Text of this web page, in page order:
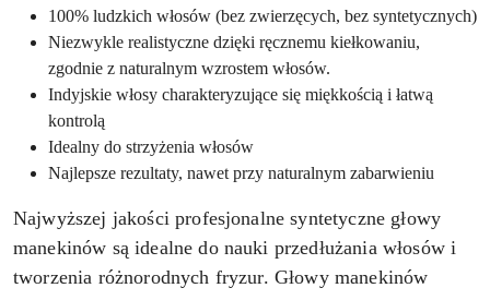
100% ludzkich włosów (bez zwierzęcych, bez syntetycznych)
Niezwykle realistyczne dzięki ręcznemu kiełkowaniu,
zgodnie z naturalnym wzrostem włosów.
Indyjskie włosy charakteryzujące się miękkością i łatwą
kontrolą
Idealny do strzyżenia włosów
Najlepsze rezultaty, nawet przy naturalnym zabarwieniu
Najwyższej jakości profesjonalne syntetyczne głowy
manekinów są idealne do nauki przedłużania włosów i
tworzenia różnorodnych fryzur. Głowy manekinów